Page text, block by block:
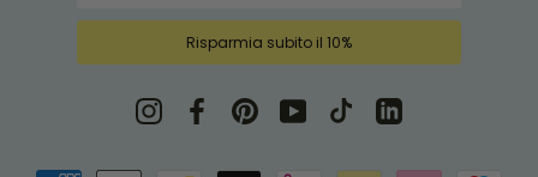
Risparmia subito il 10%